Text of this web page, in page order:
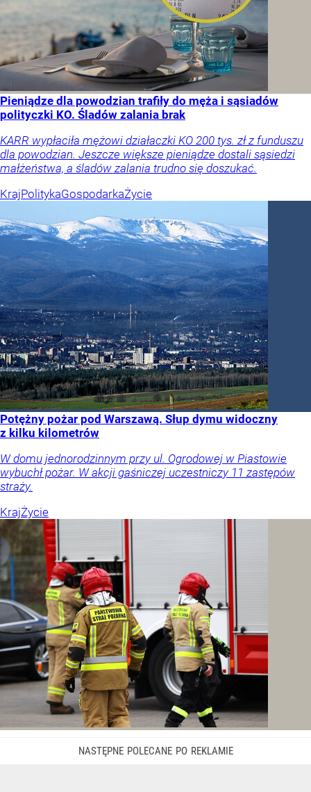
Pieniądze dla powodzian trafiły do męża i sąsiadów
polityczki KO. Śladów zalania brak
KARR wypłaciła mężowi działaczki KO 200 tys. zł z funduszu
dla powodzian. Jeszcze większe pieniądze dostali sąsiedzi
małżeństwa, a śladów zalania trudno się doszukać.
KrajPolitykaGospodarkaŻycie
Potężny pożar pod Warszawą. Słup dymu widoczny
z kilku kilometrów
W domu jednorodzinnym przy ul. Ogrodowej w Piastowie
wybuchł pożar. W akcji gaśniczej uczestniczy 11 zastępów
straży.
KrajŻycie